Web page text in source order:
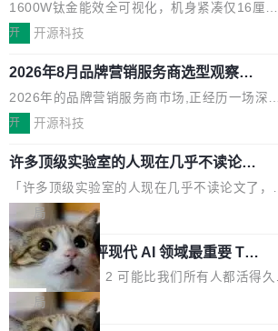
源：为发烧级主机与本地AI算力打造旗
舰供电方案
1600W钛金能效全可视化，机身紧凑仅16厘米
继2026台北电脑展首度亮相后，技嘉科技近日
电源专为发烧级DIY主机与本地AI算力平台打
造，整机长度仅16厘米，提供1600W额定功率
与80PLUS钛金能效；支持ATX 3.1与PCIe 5.1
实时LCD监控屏，可充分满足当下高阶PC主机
的严苛使用需求。 澎湃功率，紧凑机身 钛金雕
600PG5 AI TOP具备强悍输出功率，同时实现
机身尺寸大幅精简。整机长度仅16厘米，属于
功率段机身尺寸十分紧凑的1600W电源产品。
巧机身有效提升市面主流标准A...
开 开源科技
2026年8月品牌营销服务商选型观察：
从流量思维到品牌资产思维的范式转移
2026年的品牌营销服务商市场,正经历一场深刻
的价值重构。全球全案品牌代理机构市场从
复合增长率达5.44%,预计2032年将突破120亿
元。数字广告与公共关系相关服务市场更是从
25年的8463亿美元扩张至2026年的8763亿美
元。数字的背后是一个清晰的事实——品牌对专
业化营销服务的需求从未如此迫切。 但市场扩
的同时,服务商的竞争逻辑正在改变。2026年
Agency年度合辑的观察指出,“产品”这个离消费
者最近的载体,在整个品牌营销层面的权重显著
开 开源科技
许多顶级实验室的人现在几乎不读论文
了
「许多顶级实验室的人现在几乎不读论文了，而
且他们认为 ICLR/ICML/NeurIPS 充斥着大量过
度宣传和欺诈。」 OpenAI 研究员 Keller
n 这条推文引发了广泛讨论。他不是在说风凉
话，他是说出了一个圈内人尽皆知但很少公开捅
破的事实。 Jordan 随后补充了一句软化声明：
「我不认为这些会议上大部分论文都在过度宣传
局
xAI 前工程师评现代 AI 领域最重要 Top
3 开源项目
Flash Attention 2 可能比我们所有人都活得久
这句话不是来自某个技术博客，而是出自 Hieu
Pham 的一条推文。Hieu Pham 是谁？他是
局